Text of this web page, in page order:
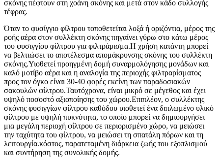
σκόνης πέφτουν στη χοάνη σκόνης και μετά στον κάδο συλλογής
τέφρας.
Όταν το φυσίγγιο φίλτρου τοποθετείται λοξά ή οριζόντια, μέρος της
ροής αέρα στον συλλέκτη σκόνης πηγαίνει γύρω στο κάτω μέρος
του φυσιγγίου φίλτρου για φιλτράρισμα.Η χρήση κατάντη μπορεί
να βελτιώσει το αποτέλεσμα απομάκρυνσης σκόνης του συλλέκτη
σκόνης.Υιοθετεί προηγμένη δομή συναρμολόγησης μονάδων και
καλό μοτίβο αέρα και η αναλογία της περιοχής φιλτραρίσματος
προς τον όγκο είναι 30-40 φορές εκείνη των παραδοσιακών
σακουλών φίλτρου.Ταυτόχρονα, είναι μικρό σε μέγεθος και έχει
υψηλό ποσοστό αξιοποίησης του χώρου.Επιπλέον, ο συλλέκτης
σκόνης φυσιγγίων φίλτρου καθόδου υιοθετεί ένα διπλωμένο υλικό
φίλτρου με υψηλή πυκνότητα, το οποίο μπορεί να δημιουργήσει
μια μεγάλη περιοχή φίλτρου σε περιορισμένο χώρο, να μειώσει
την ταχύτητα του φίλτρου, να μειώσει τη σπατάλη πόρων και τη
λειτουργία.κόστος, παρατεταμένη διάρκεια ζωής του εξοπλισμού
και συντήρηση της συνολικής δομής.